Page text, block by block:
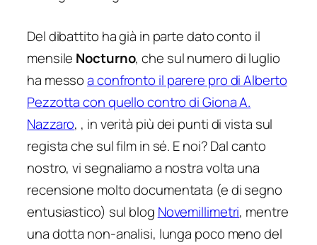
Del dibattito ha già in parte dato conto il
mensile Nocturno, che sul numero di luglio
ha messoa confronto il parere pro di Alberto
Pezzotta con quello contro di Giona A.
Nazzaro, , in verità più dei punti di vista sul
regista che sul film in sé. E noi? Dal canto
nostro, vi segnaliamo a nostra volta una
recensione molto documentata (e di segno
entusiastico) sul blog Novemillimetri, mentre
una dotta non-analisi, lunga poco meno del